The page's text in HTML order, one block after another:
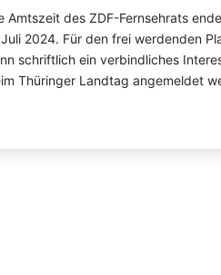
Amtszeit des ZDF-Fernsehrats
2024. Für den frei werdenden
schriftlich ein verbindliches
Thüringer Landtag angemeldet